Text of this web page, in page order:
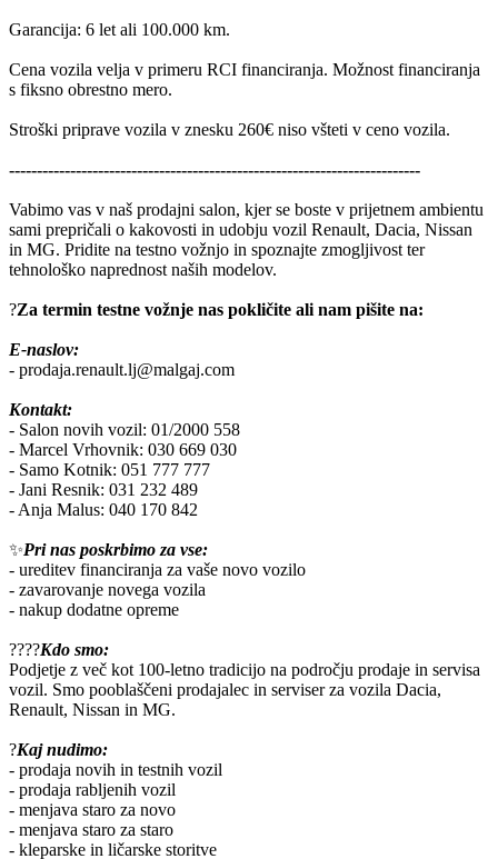
Garancija: 6 let ali 100.000 km.
Cena vozila velja v primeru RCI financiranja. Možnost financiranja
s fiksno obrestno mero.
Stroški priprave vozila v znesku 260€ niso všteti v ceno vozila.
--------------------------------------------------------------------------
Vabimo vas v naš prodajni salon, kjer se boste v prijetnem ambientu
sami prepričali o kakovosti in udobju vozil Renault, Dacia, Nissan
in MG. Pridite na testno vožnjo in spoznajte zmogljivost ter
tehnološko naprednost naših modelov.
?Za termin testne vožnje nas pokličite ali nam pišite na:
E-naslov:
- prodaja.renault.lj@malgaj.com
Kontakt:
- Salon novih vozil: 01/2000 558
- Marcel Vrhovnik: 030 669 030
- Samo Kotnik: 051 777 777
- Jani Resnik: 031 232 489
- Anja Malus: 040 170 842
✨Pri nas poskrbimo za vse:
- ureditev financiranja za vaše novo vozilo
- zavarovanje novega vozila
- nakup dodatne opreme
?‍?‍?‍?Kdo smo:
Podjetje z več kot 100-letno tradicijo na področju prodaje in servisa
vozil. Smo pooblaščeni prodajalec in serviser za vozila Dacia,
Renault, Nissan in MG.
?Kaj nudimo:
- prodaja novih in testnih vozil
- prodaja rabljenih vozil
- menjava staro za novo
- menjava staro za staro
- kleparske in ličarske storitve